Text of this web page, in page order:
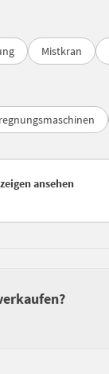
Mistkran
ansehen